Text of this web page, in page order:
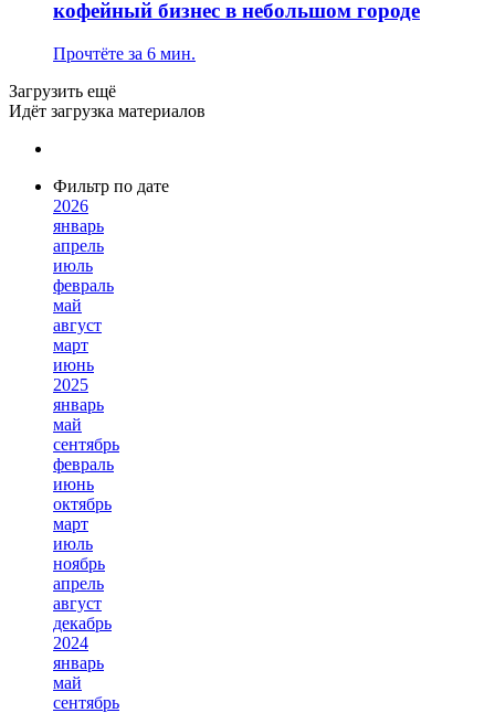
кофейный бизнес в небольшом городе
Прочтёте за 6 мин.
Загрузить ещё
Идёт загрузка материалов
Фильтр по дате
2026
январь
апрель
июль
февраль
май
август
март
июнь
2025
январь
май
сентябрь
февраль
июнь
октябрь
март
июль
ноябрь
апрель
август
декабрь
2024
январь
май
сентябрь